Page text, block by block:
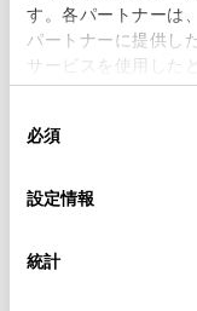
す。各パートナーは
パートナーに提供し
サービスを使用した
使用することがあり
デバイスにすべての
意したことになり
設定の変更、同意
「Cookie（クッキー
必須
設定情報
統計
知識
携帯電
に対応
当サイトの利用
損害が生じても、
掲載内容は予告な
当サイト（取扱説
る方は、当社のお
お車に関するお問